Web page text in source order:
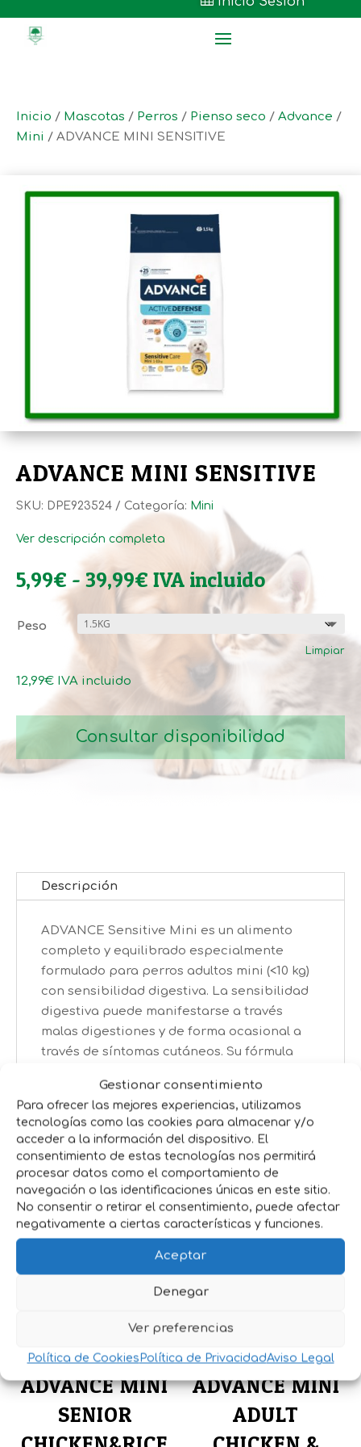
Gestionar consentimiento
Para ofrecer las mejores experiencias, utilizamos
tecnologías como las cookies para almacenar y/o
acceder a la información del dispositivo. El
consentimiento de estas tecnologías nos permitirá
procesar datos como el comportamiento de
navegación o las identificaciones únicas en este sitio.
No consentir o retirar el consentimiento, puede afectar
negativamente a ciertas características y funciones.
Aceptar
Denegar
Ver preferencias
Política de Cookies Política de PrivacidadAviso Legal
Inicio / Mascotas / Perros / Pienso seco / Advance /
Mini / ADVANCE MINI SENSITIVE
ADVANCE MINI SENSITIVE
SKU: DPE923524 Categoría: Mini
Ver descripción completa
5,99€ -39,99€ Rango
de
precios:
desde
5,99€
hasta
39,99€
IVA incluido
Peso
Limpiar
12,99€ IVA incluido
Consultar disponibilidad
Descripción
ADVANCE Sensitive Mini es un alimento
completo y equilibrado especialmente
formulado para perros adultos mini (<10 kg)
con sensibilidad digestiva. La sensibilidad
digestiva puede manifestarse a través
malas digestiones y de forma ocasional a
través de síntomas cutáneos. Su fórmula
fuente de proteína animal y con arroz,
hacen de Advance Sensitive Mini un
alimento fácil de digerir e ideal para perros
con sensibilidad digestiva.
Productos relacionados
ADVANCE MINI
SENIOR
ADVANCE MINI
ADULT